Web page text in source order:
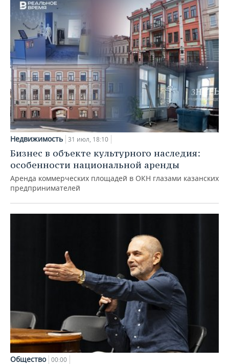
Недвижимость 31 июл, 18:10
Бизнес в объекте культурного наследия:
особенности национальной аренды
Аренда коммерческих площадей в ОКН глазами казанских
предпринимателей
Общество 00:00